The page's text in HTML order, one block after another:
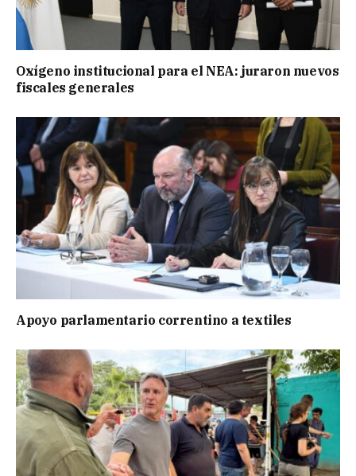
Oxígeno institucional para el NEA: juraron nuevos
fiscales generales
Apoyo parlamentario correntino a textiles